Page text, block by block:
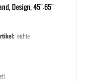
Design, 45"-65"
leichte